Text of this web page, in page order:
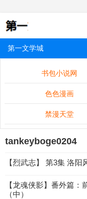
第一文学城
书包小说网
色色漫画
禁漫天堂
tankeyboge0204
【烈武志】 第3集 洛
【龙魂侠影】番外篇
（中）